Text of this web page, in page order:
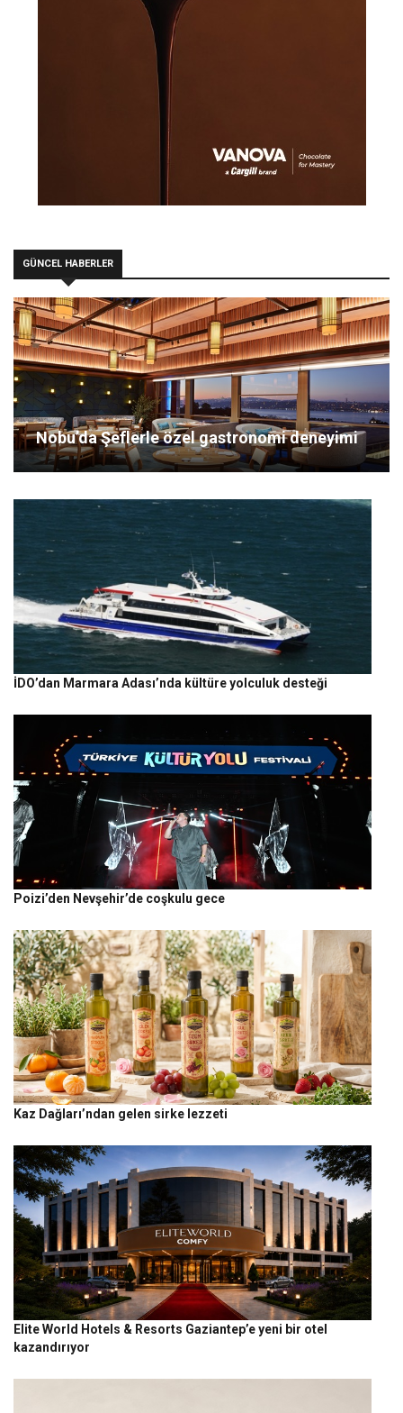
GÜNCEL HABERLER
Nobu’da Şeflerle özel gastronomi deneyimi
İDO’dan Marmara Adası’nda kültüre yolculuk desteği
Poizi’den Nevşehir’de coşkulu gece
Kaz Dağları’ndan gelen sirke lezzeti
Elite World Hotels & Resorts Gaziantep’e yeni bir otel
kazandırıyor